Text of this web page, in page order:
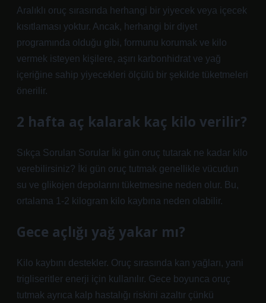
Aralıklı oruç sırasında herhangi bir yiyecek veya içecek
kısıtlaması yoktur. Ancak, herhangi bir diyet
programında olduğu gibi, formunu korumak ve kilo
vermek isteyen kişilere, aşırı karbonhidrat ve yağ
içeriğine sahip yiyecekleri ölçülü bir şekilde tüketmeleri
önerilir.
2 hafta aç kalarak kaç kilo verilir?
Sıkça Sorulan Sorular İki gün oruç tutarak ne kadar kilo
verebilirsiniz? İki gün oruç tutmak genellikle vücudun
su ve glikojen depolarını tüketmesine neden olur. Bu,
ortalama 1-2 kilogram kilo kaybına neden olabilir.
Gece açlığı yağ yakar mı?
Kilo kaybını destekler. Oruç sırasında kan yağları, yani
trigliseritler enerji için kullanılır. Gece boyunca oruç
tutmak ayrıca kalp hastalığı riskini azaltır çünkü